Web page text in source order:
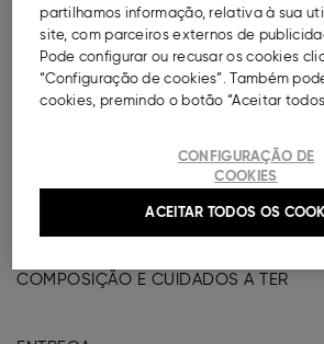
DESCRIÇÃO
Pack com cinco pares de collants,
liberdade de movimentos. Cintura
000041147082021
COMPOSIÇÃO E CUIDADOS A TER
partilhamos informação, relativa à sua
site, com parceiros externos de
Pode configurar ou recusar os cookies
“Configuração de cookies”. Também
cookies, premindo o botão “Aceitar todos
CONFIGURAÇÃO DE
COOKIES
ACEITAR TODOS OS